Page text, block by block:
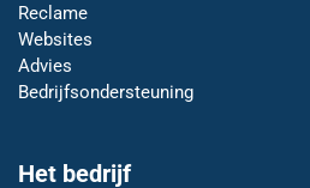
Reclame
Websites
Advies
Bedrijfsondersteuning
Het bedrijf